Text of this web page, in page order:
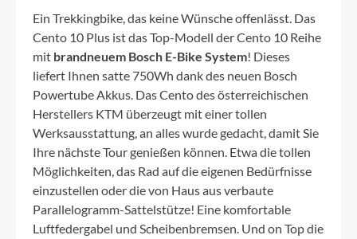
Ein Trekkingbike, das keine Wünsche offenlässt. Das
Cento 10 Plus ist das Top-Modell der Cento 10 Reihe
mit brandneuem Bosch E-Bike System! Dieses
liefert Ihnen satte 750Wh dank des neuen Bosch
Powertube Akkus. Das Cento des österreichischen
Herstellers KTM überzeugt mit einer tollen
Werksausstattung, an alles wurde gedacht, damit Sie
Ihre nächste Tour genießen können. Etwa die tollen
Möglichkeiten, das Rad auf die eigenen Bedürfnisse
einzustellen oder die von Haus aus verbaute
Parallelogramm-Sattelstütze! Eine komfortable
Luftfedergabel und Scheibenbremsen. Und on Top die